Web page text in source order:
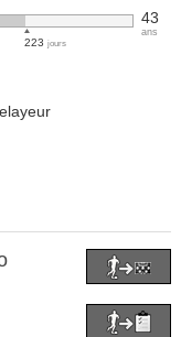
223 jours
43
ans